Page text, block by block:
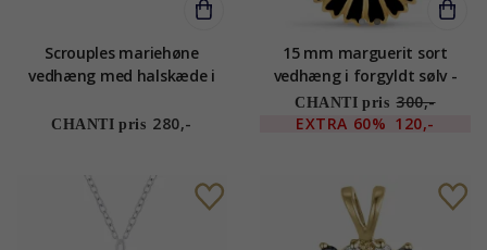
Scrouples mariehøne
vedhæng med halskæde i
CHANTI pris 280,-
15 mm marguerit sort
vedhæng i forgyldt sølv -
Marie
CHANTI pris 300,-
EXTRA 60% 120,-